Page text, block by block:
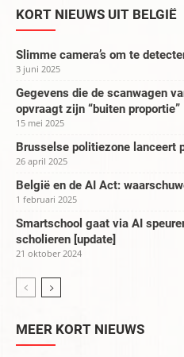
KORT NIEUWS UIT BELGIË
Slimme camera’s om te
3 juni 2025
Gegevens die de scanwagen
opvraagt zijn “buiten proportie”
15 mei 2025
Brusselse politiezone lanceert
26 april 2025
België en de AI Act:
1 februari 2025
Smartschool gaat via AI
scholieren [update]
21 oktober 2024
MEER KORT NIEUWS